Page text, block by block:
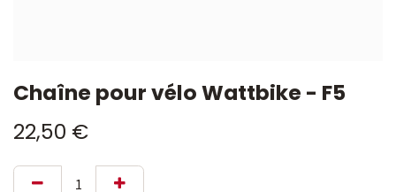
Chaîne pour vélo Wattbike - F5
22,50 €